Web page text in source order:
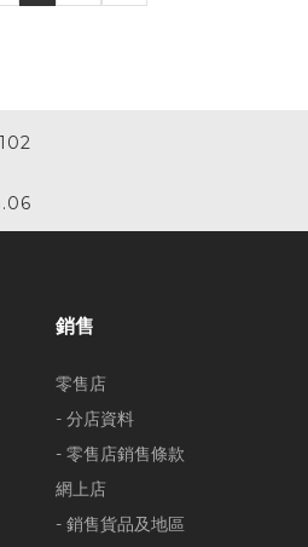
銷售
零售店
- 分店資料
- 零售店銷售條款
網上店
- 銷售貨品及地區